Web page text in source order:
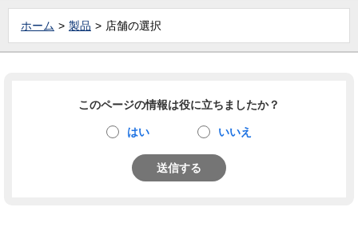
ホーム 製品 店舗の選択
このページの情報は役に立ちましたか？
はい いいえ
送信する